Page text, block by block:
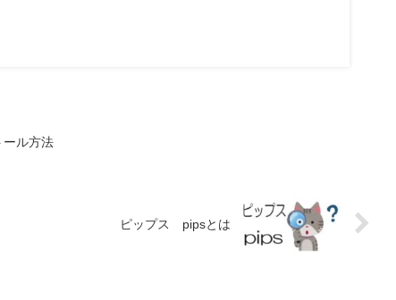
ール方法
ピップス pipsとは